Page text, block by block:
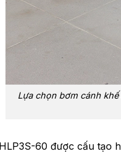
Lựa chọn bơm cánh
60 được cấu